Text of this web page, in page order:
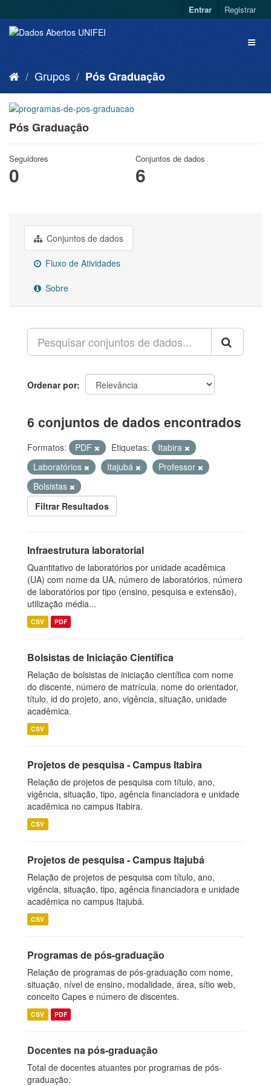
Entrar Registrar
Grupos Pós Graduação
Pós Graduação
Seguidores
0
Conjuntos de dados
6
Conjuntos de dados
Fluxo de Atividades
Sobre
Ordenar por
6 conjuntos de dados encontrados
Formatos: PDF Etiquetas:
Itabira
Laboratórios
Itajubá
Professor
Bolsistas
Filtrar Resultados
Infraestrutura laboratorial
Quantitativo de laboratórios por unidade acadêmica
(UA) com nome da UA, número de laboratórios, número
de laboratórios por tipo (ensino, pesquisa e extensão),
utilização média...
CSV PDF
Bolsistas de Iniciação Científica
Relação de bolsistas de iniciação científica com nome
do discente, número de matrícula, nome do orientador,
título, id do projeto, ano, vigência, situação, unidade
acadêmica.
CSV
Projetos de pesquisa - Campus Itabira
Relação de projetos de pesquisa com título, ano,
vigência, situação, tipo, agência financiadora e unidade
acadêmica no campus Itabira.
CSV
Projetos de pesquisa - Campus Itajubá
Relação de projetos de pesquisa com título, ano,
vigência, situação, tipo, agência financiadora e unidade
acadêmica no campus Itajubá.
CSV
Programas de pós-graduação
Relação de programas de pós-graduação com nome,
situação, nível de ensino, modalidade, área, sítio web,
conceito Capes e número de discentes.
CSV PDF
Docentes na pós-graduação
Total de docentes atuantes por programas de pós-
graduação.